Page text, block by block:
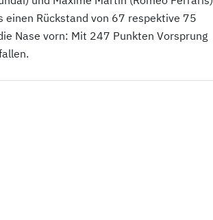
einen Rückstand von 67 respektive 75
Nase vorn: Mit 247 Punkten Vorsprung